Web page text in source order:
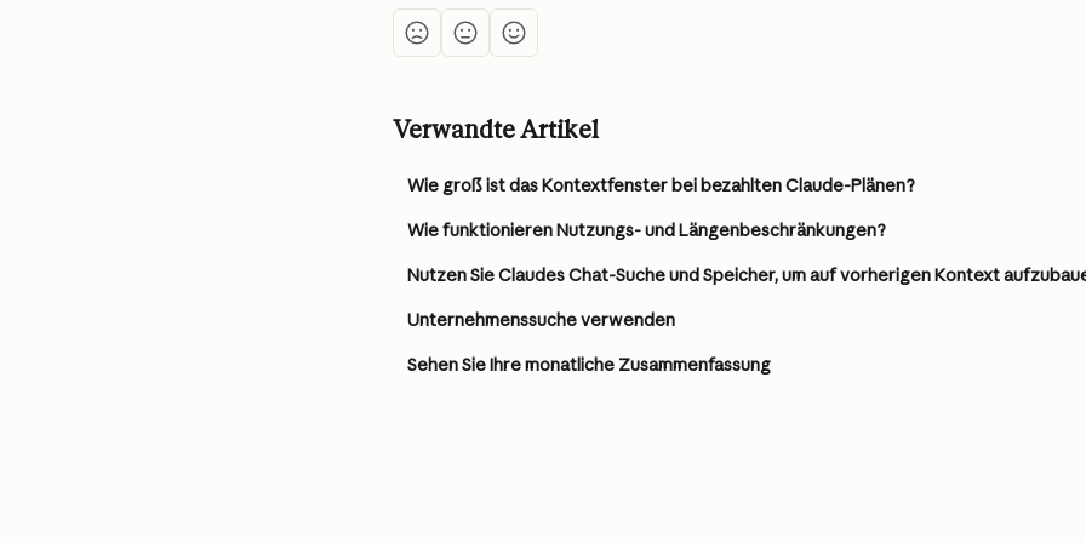
Verwandte Artikel
Wie groß ist das Kontextfenster bei bezahlten Claude-Plänen?
Wie funktionieren Nutzungs- und Längenbeschränkungen?
Nutzen Sie Claudes Chat-Suche und Speicher, um auf vorherigen Kontext
Unternehmenssuche verwenden
Sehen Sie Ihre monatliche Zusammenfassung